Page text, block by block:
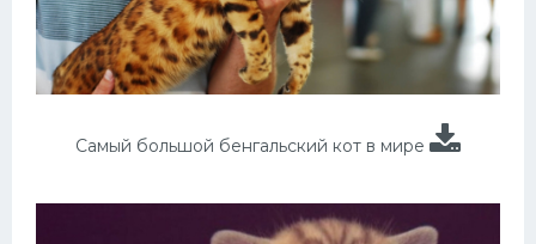
Самый большой бенгальский кот в мире